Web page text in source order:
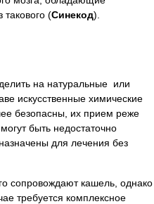
такового (Синекод).
на натуральные или
искусственные химические
безопасны, их прием реже
быть недостаточно
для лечения без
сопровождают кашель, однако
требуется комплексное